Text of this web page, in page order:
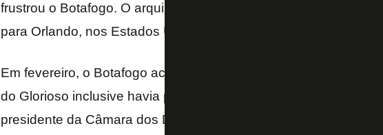
frustrou o Botafogo. O arquirrival alegou que acabara de chegar
para Orlando, nos Estados Unidos, onde havia disputado a
Em fevereiro, o Botafogo acertou para receber o Vasco no Mané
do Glorioso inclusive havia pedido camarote para um torcedor
presidente da Câmara dos Deputados Rodrigo Maia. O clube de